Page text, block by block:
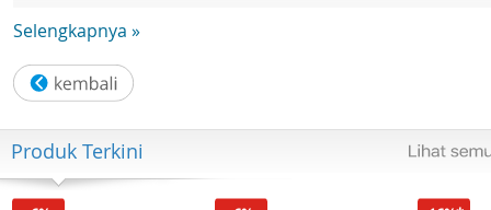
Brand: Alba
Model No: AJ6128X1
Movement: Japan Quartz Movement
Case diameter: 40 mm
Case thicknes: 8 mm
Lug Width: 20 mm
Glass material: Mineral crystal
Selengkapnya »
Produk Terkini